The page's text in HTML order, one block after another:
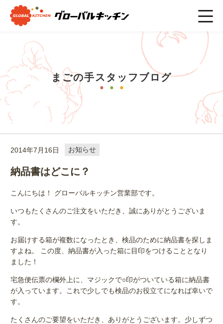
ホーム>まごの手スタッフブログ>お知らせ
納品書はどこ
に？
まごの手スタッフブログ
2014年7月16日 お知らせ
納品書はどこに？
こんにちは！ グローバルキッチン営業部です。
いつもたくさんのご注文をいただき、誠にありがとうございま
す。
お届けする箱が複数になったとき、検品のために納品書を探しま
すよね。 この度、納品書が入った箱に目印をつけることとなり
ました！
宅急便伝票の欄外上に、マジックで○印がついている箱に納品書
が入っています。これで少しでも検品のお役立てになれば幸いで
す。
たくさんのご要望をいただき、ありがとうございます。少しずつ